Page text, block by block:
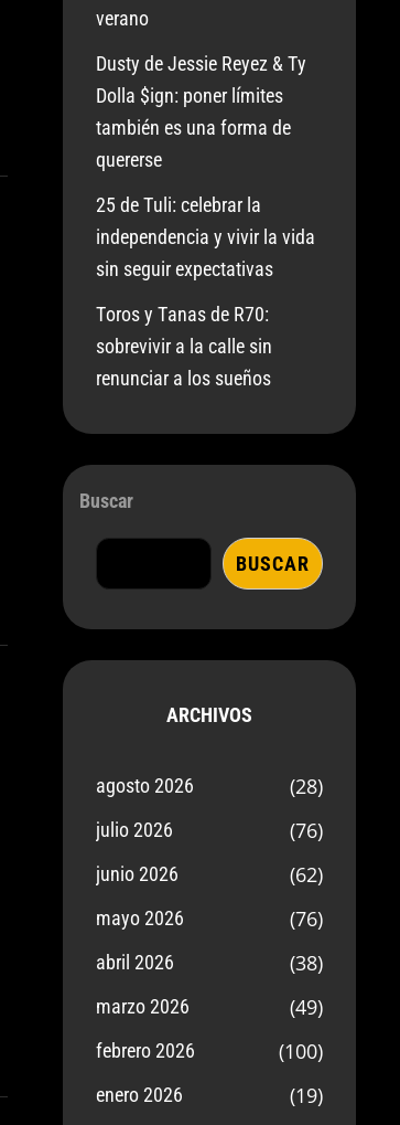
verano
Dusty de Jessie Reyez & Ty
Dolla $ign: poner límites
también es una forma de
quererse
25 de Tuli: celebrar la
independencia y vivir la vida
sin seguir expectativas
Toros y Tanas de R70:
sobrevivir a la calle sin
renunciar a los sueños
Buscar
BUSCAR
ARCHIVOS
agosto 2026 (28)
julio 2026 (76)
junio 2026 (62)
mayo 2026 (76)
abril 2026 (38)
marzo 2026 (49)
febrero 2026 (100)
enero 2026 (19)